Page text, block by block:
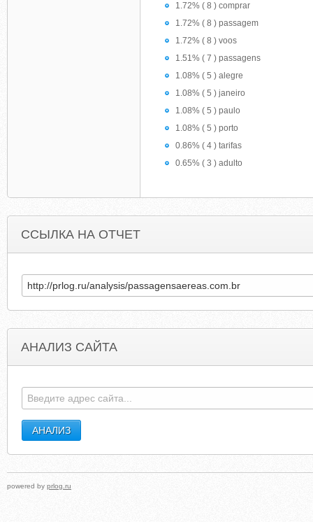
1.72% ( 8 ) comprar
1.72% ( 8 ) passagem
1.72% ( 8 ) voos
1.51% ( 7 ) passagens
1.08% ( 5 ) alegre
1.08% ( 5 ) janeiro
1.08% ( 5 ) paulo
1.08% ( 5 ) porto
0.86% ( 4 ) tarifas
0.65% ( 3 ) adulto
ССЫЛКА НА ОТЧЕТ
АНАЛИЗ САЙТА
powered by prlog.ru